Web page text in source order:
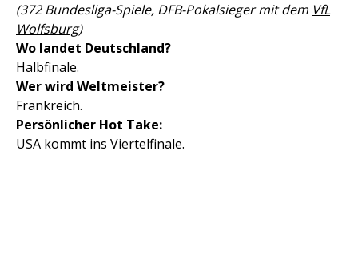
(372 Bundesliga-Spiele, DFB-Pokalsieger mit dem VfL
Wolfsburg)
Wo landet Deutschland?
Halbfinale.
Wer wird Weltmeister?
Frankreich.
Persönlicher Hot Take:
USA kommt ins Viertelfinale.